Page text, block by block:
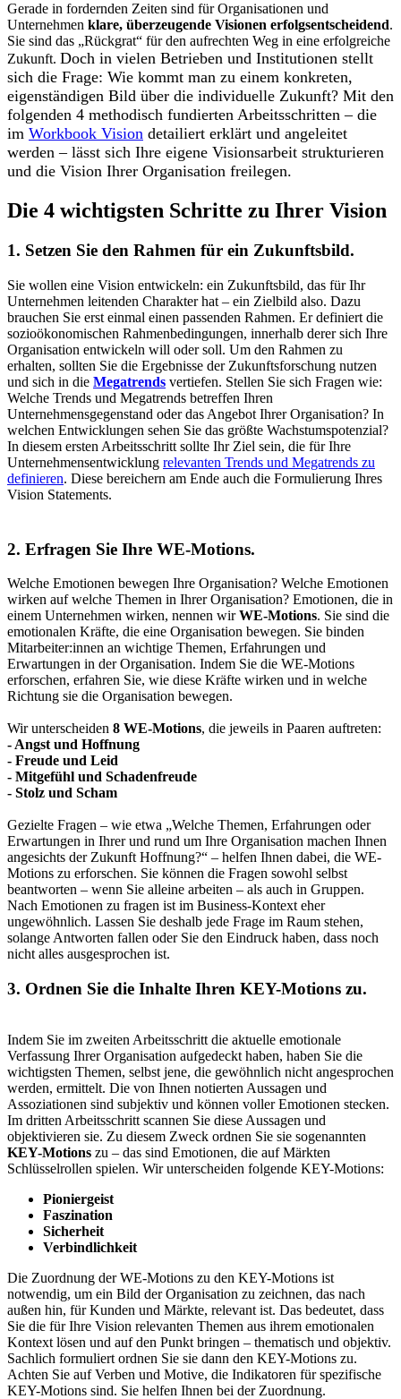
Gerade in fordernden Zeiten sind für Organisationen und
Unternehmen klare, überzeugende Visionen erfolgsentscheidend.
Sie sind das „Rückgrat“ für den aufrechten Weg in eine erfolgreiche
Zukunft. Doch in vielen Betrieben und Institutionen stellt
sich die Frage: Wie kommt man zu einem konkreten,
eigenständigen Bild über die individuelle Zukunft? Mit den
folgenden 4 methodisch fundierten Arbeitsschritten – die
im Workbook Vision detailiert erklärt und angeleitet
werden – lässt sich Ihre eigene Visionsarbeit strukturieren
und die Vision Ihrer Organisation freilegen.
Die 4 wichtigsten Schritte zu Ihrer Vision
1. Setzen Sie den Rahmen für ein Zukunftsbild.
Sie wollen eine Vision entwickeln: ein Zukunftsbild, das für Ihr
Unternehmen leitenden Charakter hat – ein Zielbild also. Dazu
brauchen Sie erst einmal einen passenden Rahmen. Er definiert die
sozioökonomischen Rahmenbedingungen, innerhalb derer sich Ihre
Organisation entwickeln will oder soll. Um den Rahmen zu
erhalten, sollten Sie die Ergebnisse der Zukunftsforschung nutzen
und sich in die Megatrends vertiefen. Stellen Sie sich Fragen wie:
Welche Trends und Megatrends betreffen Ihren
Unternehmensgegenstand oder das Angebot Ihrer Organisation? In
welchen Entwicklungen sehen Sie das größte Wachstumspotenzial?
In diesem ersten Arbeitsschritt sollte Ihr Ziel sein, die für Ihre
Unternehmensentwicklung relevanten Trends und Megatrends zu
definieren. Diese bereichern am Ende auch die Formulierung Ihres
Vision Statements.
2. Erfragen Sie Ihre WE-Motions.
Welche Emotionen bewegen Ihre Organisation? Welche Emotionen
wirken auf welche Themen in Ihrer Organisation? Emotionen, die in
einem Unternehmen wirken, nennen wirWE-Motions. Sie sind die
emotionalen Kräfte, die eine Organisation bewegen. Sie binden
Mitarbeiter:innen an wichtige Themen, Erfahrungen und
Erwartungen in der Organisation. Indem Sie die WE-Motions
erforschen, erfahren Sie, wie diese Kräfte wirken und in welche
Richtung sie die Organisation bewegen.
Wir unterscheiden 8 WE-Motions, die jeweils in Paaren auftreten:
- Angst und Hoffnung
- Freude und Leid
- Mitgefühl und Schadenfreude
- Stolz und Scham
Gezielte Fragen – wie etwa „Welche Themen, Erfahrungen oder
Erwartungen in Ihrer und rund um Ihre Organisation machen Ihnen
angesichts der Zukunft Hoffnung?“ – helfen Ihnen dabei, die WE-
Motions zu erforschen. Sie können die Fragen sowohl selbst
beantworten – wenn Sie alleine arbeiten – als auch in Gruppen.
Nach Emotionen zu fragen ist im Business-Kontext eher
ungewöhnlich. Lassen Sie deshalb jede Frage im Raum stehen,
solange Antworten fallen oder Sie den Eindruck haben, dass noch
nicht alles ausgesprochen ist.
3. Ordnen Sie die Inhalte Ihren KEY-Motions zu.
Indem Sie im zweiten Arbeitsschritt die aktuelle emotionale
Verfassung Ihrer Organisation aufgedeckt haben, haben Sie die
wichtigsten Themen, selbst jene, die gewöhnlich nicht angesprochen
werden, ermittelt. Die von Ihnen notierten Aussagen und
Assoziationen sind subjektiv und können voller Emotionen stecken.
Im dritten Arbeitsschritt scannen Sie diese Aussagen und
objektivieren sie. Zu diesem Zweck ordnen Sie sie sogenannten
KEY-Motions zu – das sind Emotionen, die auf Märkten
Schlüsselrollen spielen. Wir unterscheiden folgende KEY-Motions:
Pioniergeist
Faszination
Sicherheit
Verbindlichkeit
Die Zuordnung der WE-Motions zu den KEY-Motions ist
notwendig, um ein Bild der Organisation zu zeichnen, das nach
außen hin, für Kunden und Märkte, relevant ist. Das bedeutet, dass
Sie die für Ihre Vision relevanten Themen aus ihrem emotionalen
Kontext lösen und auf den Punkt bringen – thematisch und objektiv.
Sachlich formuliert ordnen Sie sie dann den KEY-Motions zu.
Achten Sie auf Verben und Motive, die Indikatoren für spezifische
KEY-Motions sind. Sie helfen Ihnen bei der Zuordnung.